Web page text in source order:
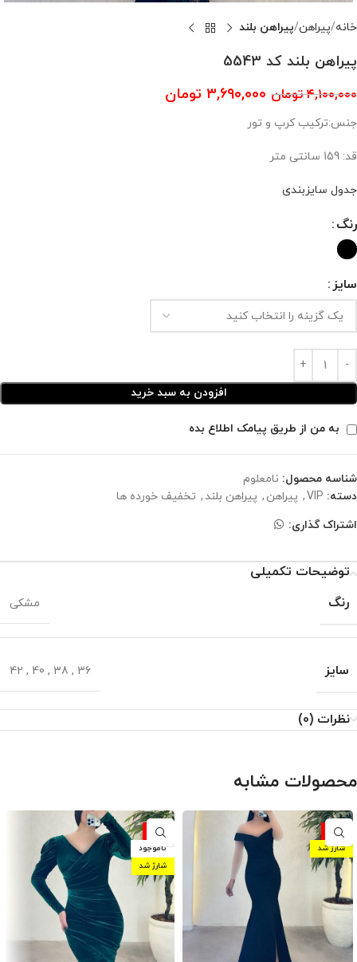
خانه پیراهن پیراهن بلند
پیراهن بلند کد 5543
۴,۱۰۰,۰۰۰ تومان ۳,۶۹۰,۰۰۰ تومان
جنس:ترکیب کرپ و تور
قد: 159 سانتی متر
جدول سایزبندی
رنگ
سایز
افزودن به سبد خرید
به من از طریق پیامک اطلاع بده
شناسه محصول: نامعلوم
دسته: VIP
, پیراهن , پیراهن بلند, تخفیف خورده ها
اشتراک گذاری:
توضیحات تکمیلی
رنگ
مشکی
سایز 36
,
38
,
40
,
42
نظرات (0)
محصولات مشابه
-10%
شارژ شد
-10%
ناموجود
شارژ شد